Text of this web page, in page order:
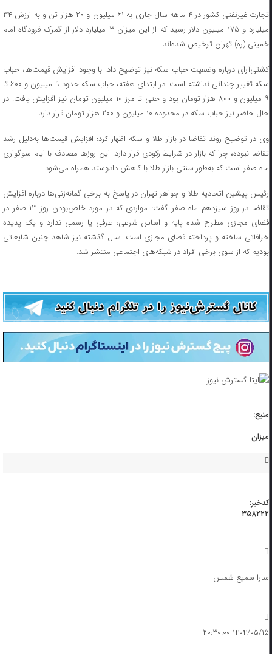
تجارت غیرنفتی کشور در ۴ ماهه سال جاری به ۶۱ میلیون و ۲۰ هزار تن و به ارزش ۳۴
میلیارد و ۱۷۵ میلیون دلار رسید که از این میزان ۳ میلیارد دلار از گمرک فرودگاه امام
خمینی (ره) تهران ترخیص شده‌اند.
کشتی‌آرای درباره وضعیت حباب سکه نیز توضیح داد: با وجود افزایش قیمت‌ها، حباب
سکه تغییر چندانی نداشته است. در ابتدای هفته، حباب سکه حدود ۹ میلیون و ۶۰۰ تا
۹ میلیون و ۸۰۰ هزار تومان بود و حتی تا مرز ۱۰ میلیون تومان نیز افزایش یافت. در
حال حاضر نیز حباب سکه در محدوده ۱۰ میلیون و ۲۰۰ هزار تومان قرار دارد.
وی در توضیح روند تقاضا در بازار طلا و سکه اظهار کرد: افزایش قیمت‌ها به‌دلیل رشد
تقاضا نبوده، چرا که بازار در شرایط رکودی قرار دارد. این روزها مصادف با ایام سوگواری
ماه صفر است که به‌طور سنتی بازار طلا با کاهش دادوستد همراه می‌شود.
رئیس پیشین اتحادیه طلا و جواهر تهران در پاسخ به برخی گمانه‌زنی‌ها درباره افزایش
تقاضا در روز سیزدهم ماه صفر گفت: مواردی که در مورد خاص‌بودن روز ۱۳ صفر در
فضای مجازی مطرح شده پایه و اساس شرعی، عرفی یا رسمی ندارد و یک پدیده
خرافاتی ساخته و پرداخته فضای مجازی است. سال گذشته نیز شاهد چنین شایعاتی
بودیم که از سوی برخی افراد در شبکه‌های اجتماعی منتشر شد.
منبع:
میزان
کدخبر:
۳۵۸۲۲۲
سارا سمیع شمس
۱۴۰۴/۰۵/۱۵ ۲۰:۳۰:۰۰